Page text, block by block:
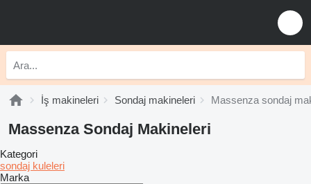
İş makineleri Sondaj makineleri Massenza sondaj
Massenza Sondaj Makineleri
Kategori
sondaj kuleleri
Marka